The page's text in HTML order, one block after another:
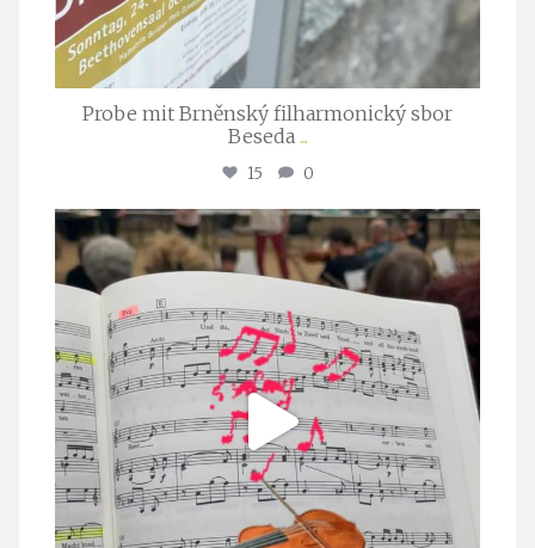
Probe mit Brněnský filharmonický sbor
Beseda ...
15 0
stuttgarter_oratorienchor
Juli 23